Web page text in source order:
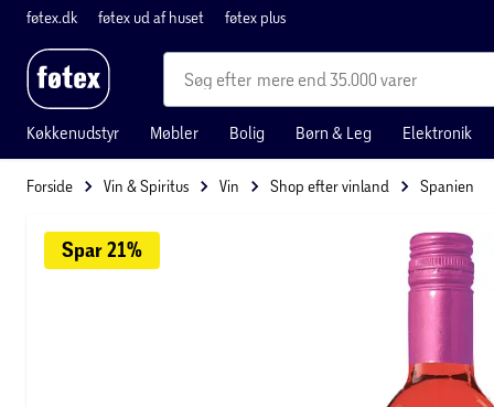
føtex.dk føtex ud af huset føtex plus
mere end 35.000 varer
Køkkenudstyr Møbler Bolig Børn & Leg Elektronik
Forside Vin & Spiritus Vin Shop efter vinland Spanien
Spar 21%